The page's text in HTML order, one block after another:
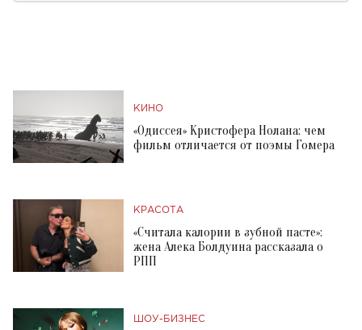
КИНО
«Одиссея» Кристофера Нолана: чем
фильм отличается от поэмы Гомера
КРАСОТА
«Считала калории в зубной пасте»:
жена Алека Болдуина рассказала о
РПП
ШОУ-БИЗНЕС